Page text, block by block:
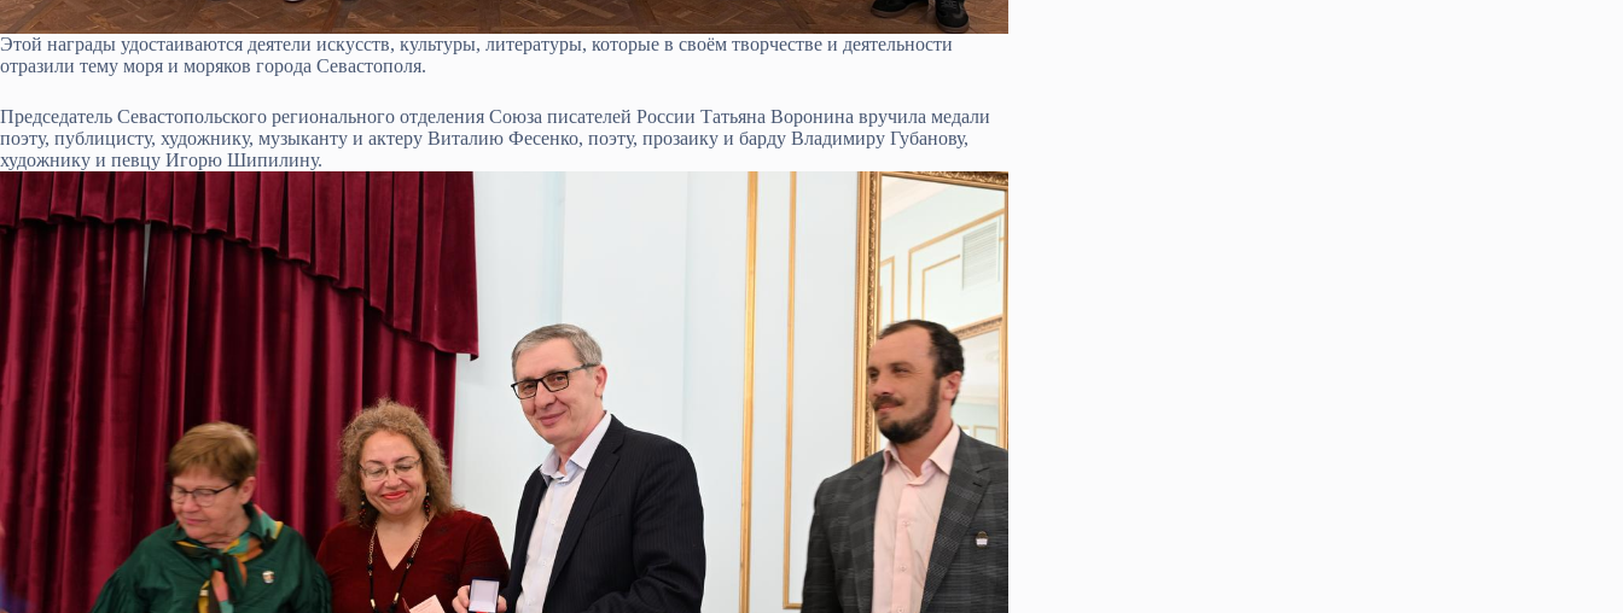
Этой награды удостаиваются деятели искусств, культуры, литературы, которые в своём творчестве и деятельности
отразили тему моря и моряков города Севастополя.
Председатель Севастопольского регионального отделения Союза писателей России Татьяна Воронина вручила медали
поэту, публицисту, художнику, музыканту и актеру Виталию Фесенко, поэту, прозаику и барду Владимиру Губанову,
художнику и певцу Игорю Шипилину.